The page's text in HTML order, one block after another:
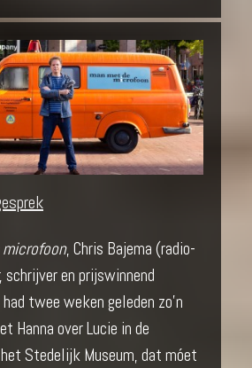
, Chris Bajema (radio-
en prijswinnend
twee weken geleden zo’n
Hanna over Lucie in de
Stedelijk Museum, dat móet